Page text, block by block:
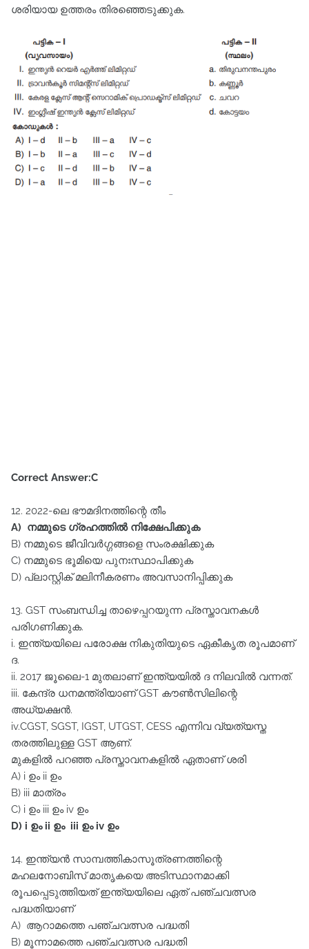
ശരിയായ ഉത്തരം തിരഞ്ഞെടുക്കുക.
Correct Answer:C
12. 2022-ലെ ഭൗമദിനത്തിന്റെ തീം
A) നമ്മുടെ ഗ്രഹത്തിൽ നിക്ഷേപിക്കുക
B) നമ്മുടെ ജീവിവർഗ്ഗങ്ങളെ സംരക്ഷിക്കുക
C) നമ്മുടെ ഭൂമിയെ പുനഃസ്ഥാപിക്കുക
D) പ്ലാസ്റ്റിക്‌ മലിനീകരണം അവസാനിപ്പിക്കുക
13. GST സംബന്ധിച്ച താഴെപ്പറയുന്ന പ്രസ്താവനകൾ
പരിഗണിക്കുക.
i. ഇന്ത്യയിലെ പരോക്ഷ നികുതിയുടെ ഏകീകൃത രൂപമാണ്‌
ദ.
ii. 2017 ജൂലൈ-1 മുതലാണ്‌ ഇന്ത്യയിൽ ദ നിലവിൽ വന്നത്‌.
iii. കേന്ദ്ര ധനമന്ത്രിയാണ്‌ GST കൗൺസിലിന്റെ
അധ്യക്ഷൻ.
iv.CGST, SGST, IGST, UTGST, CESS എന്നിവ വ്യത്യസ്ത
തരത്തിലുള്ള GST ആണ്‌.
മുകളിൽ പറഞ്ഞ പ്രസ്താവനകളിൽ ഏതാണ്‌ ശരി
A) i ഉം ii ഉം
B) iii മാത്രം
C) i ഉം iii ഉം iv ഉം
D) i ഉം ii ഉം iii ഉം iv ഉം
14. ഇന്ത്യൻ സാമ്പത്തികാസൂത്രണത്തിന്റെ
മഹലനോബിസ്‌ മാതൃകയെ അടിസ്ഥാനമാക്കി
രൂപപ്പെടുത്തിയത്‌ ഇന്ത്യയിലെ ഏത്‌ പഞ്ചവത്സര
പദ്ധതിയാണ്‌
A) ആറാമത്തെ പഞ്ചവത്സര പദ്ധതി
B) മൂന്നാമത്തെ പഞ്ചവത്സര പദ്ധതി